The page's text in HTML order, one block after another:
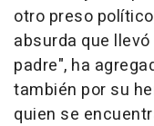
otro preso
absurda que
padre", ha
también por su
quien se